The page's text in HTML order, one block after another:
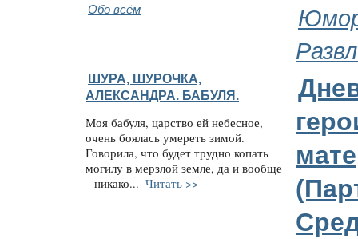
Обо всём
ШУРА, ШУРОЧКА,
АЛЕКСАНДРА. БАБУЛЯ.
Моя бабуля, царство ей небесное,
очень боялась умереть зимой.
Говорила, что будет трудно копать
могилу в мерзлой земле, да и вообще
– никако... Читать >>